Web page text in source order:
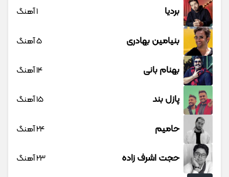
بردیا 1 آهنگ
بنیامین بهادری 5 آهنگ
بهنام بانی 14 آهنگ
پازل بند 15 آهنگ
حامیم 24 آهنگ
حجت اشرف زاده 23 آهنگ